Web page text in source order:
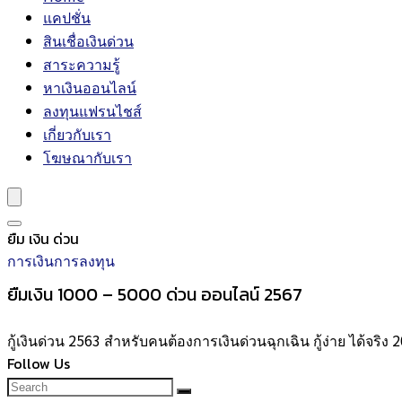
แคปชั่น
สินเชื่อเงินด่วน
สาระความรู้
หาเงินออนไลน์
ลงทุนแฟรนไชส์
เกี่ยวกับเรา
โฆษณากับเรา
ยืม เงิน ด่วน
การเงินการลงทุน
ยืมเงิน 1000 – 5000 ด่วน ออนไลน์ 2567
กู้เงินด่วน 2563 สำหรับคนต้องการเงินด่วนฉุกเฉิน กู้ง่าย ได้จริง
Follow Us